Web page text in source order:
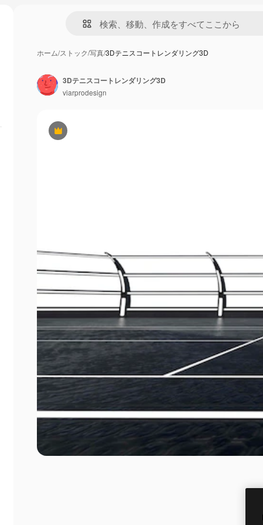
ホーム/ストック/写真/3Dテニスコートレンダリング3D
Premium
3Dテニスコートレンダリング3D
viarprodesign